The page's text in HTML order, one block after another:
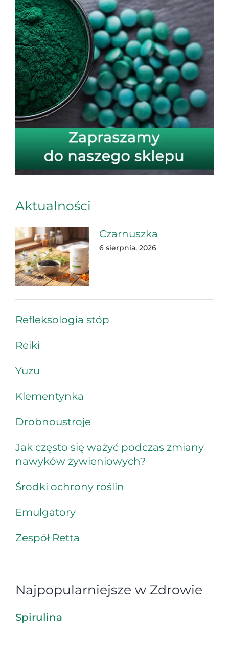
Aktualności
Czarnuszka
6 sierpnia, 2026
Refleksologia stóp
Reiki
Yuzu
Klementynka
Drobnoustroje
Jak często się ważyć podczas zmiany
nawyków żywieniowych?
Środki ochrony roślin
Emulgatory
Zespół Retta
Najpopularniejsze w Zdrowie
Spirulina